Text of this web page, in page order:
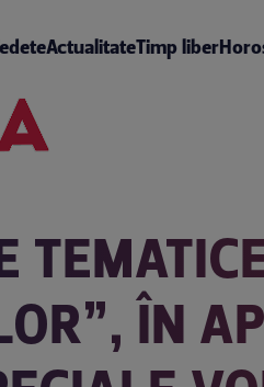
ActualitateTimp liber
ÎN